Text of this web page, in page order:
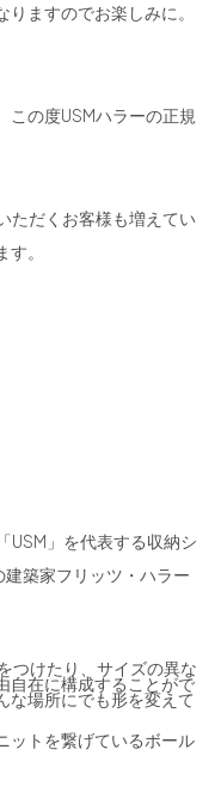
ますのでお楽しみに。
この度USMハラーの正規
ただくお客様も増えてい
。
USM」 を代表する収納シ
建築家フリッツ・ハラー
つけたり、サイズの異な
自在に構成することがで
な場所にでも形を変えて
ットを繋げているボール